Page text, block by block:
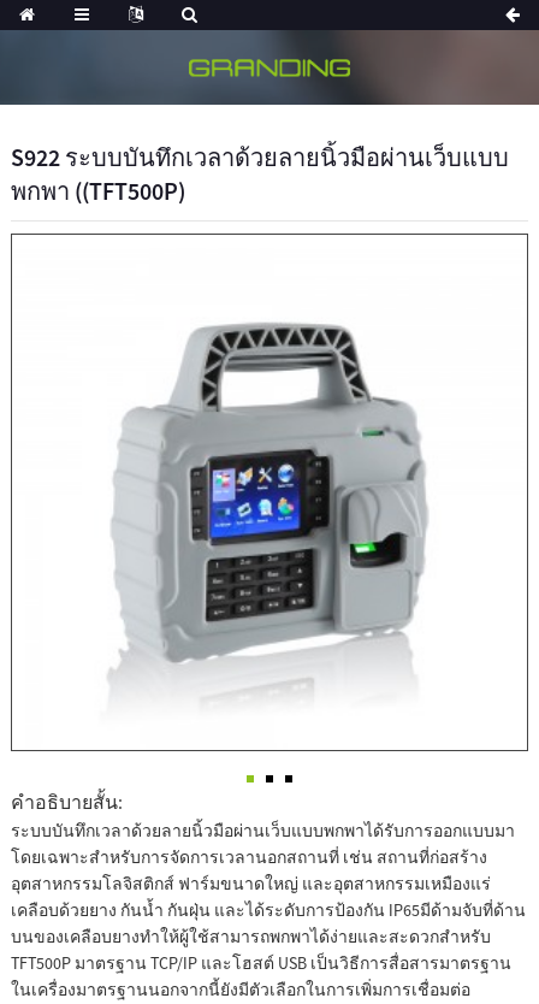
S922 ระบบบันทึกเวลาด้วยลายนิ้วมือผ่านเว็บแบบ
พกพา ((TFT500P)
คำอธิบายสั้น:
ระบบบันทึกเวลาด้วยลายนิ้วมือผ่านเว็บแบบพกพาได้รับการออกแบบมา
โดยเฉพาะสำหรับการจัดการเวลานอกสถานที่ เช่น สถานที่ก่อสร้าง
อุตสาหกรรมโลจิสติกส์ ฟาร์มขนาดใหญ่ และอุตสาหกรรมเหมืองแร่
เคลือบด้วยยาง กันน้ำ กันฝุ่น และได้ระดับการป้องกัน IP65มีด้ามจับที่ด้าน
บนของเคลือบยางทำให้ผู้ใช้สามารถพกพาได้ง่ายและสะดวกสำหรับ
TFT500P มาตรฐาน TCP/IP และโฮสต์ USB เป็นวิธีการสื่อสารมาตรฐาน
ในเครื่องมาตรฐานนอกจากนี้ยังมีตัวเลือกในการเพิ่มการเชื่อมต่อ